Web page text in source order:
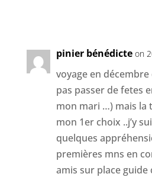
pinier bénédicte on
voyage en
pas passer de fetes
mon mari …) mais la
mon 1er choix ..j’y
quelques
premières mns en
amis sur place guide